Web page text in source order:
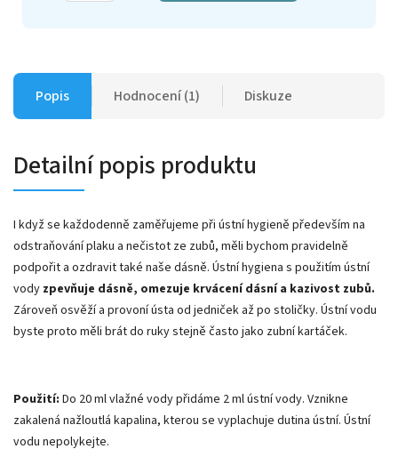
Popis Hodnocení (1) Diskuze
Detailní popis produktu
I když se každodenně zaměřujeme při ústní hygieně především na
odstraňování plaku a nečistot ze zubů, měli bychom pravidelně
podpořit a ozdravit také naše dásně. Ústní hygiena s použitím ústní
vody zpevňuje dásně, omezuje krvácení dásní a kazivost zubů.
Zároveň osvěží a provoní ústa od jedniček až po stoličky. Ústní vodu
byste proto měli brát do ruky stejně často jako zubní kartáček.
Použití: Do 20 ml vlažné vody přidáme 2 ml ústní vody. Vznikne
zakalená nažloutlá kapalina, kterou se vyplachuje dutina ústní. Ústní
vodu nepolykejte.